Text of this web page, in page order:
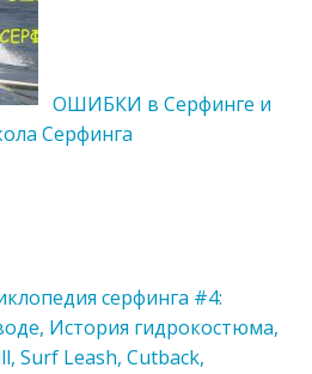
ОШИБКИ в Серфинге и
Серфинга
серфинга #4:
История гидрокостюма,
Surf Leash, Cutback,